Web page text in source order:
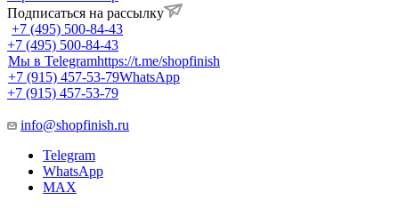
Подписаться на рассылку
+7 (495) 500-84-43
+7 (495) 500-84-43
Мы в Telegramhttps://t.me/shopfinish
+7 (915) 457-53-79WhatsApp
+7 (915) 457-53-79
info@shopfinish.ru
Telegram
WhatsApp
MAX